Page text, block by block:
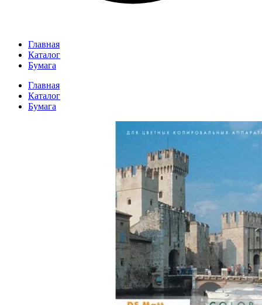
Главная
Каталог
Бумага
Главная
Каталог
Бумага